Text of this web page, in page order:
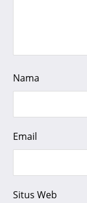
Nama
Email
Situs Web